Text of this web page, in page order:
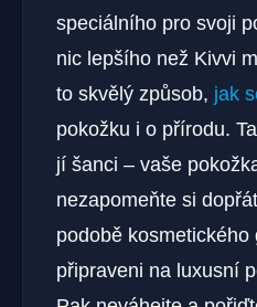
speciálního pro svoji
nic lepšího než Kivvi
to skvělý způsob, jak
pokožku i o přírodu.
jí šanci – vaše
nezapomeňte si
podobě kosmetického
připraveni na luxusní